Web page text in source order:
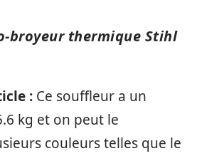
broyeur thermique Stihl
: Ce souffleur a un
kg et on peut le
couleurs telles que le